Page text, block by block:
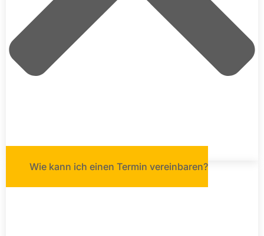
Wie kann ich einen Termin vereinbaren?